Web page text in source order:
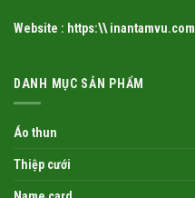
Website : https:\\ inantamvu.com
DANH MỤC SẢN PHẨM
Áo thun
Thiệp cưới